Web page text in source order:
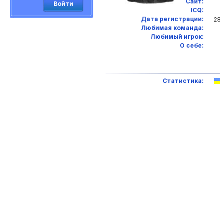
Войти
ICQ:
Дата регистрации:
Любимая команда:
Любимый игрок:
О себе:
Статистика: